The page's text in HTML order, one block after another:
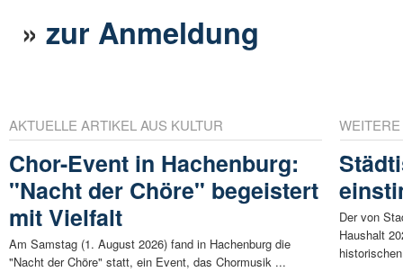
»zur Anmeldung
AKTUELLE ARTIKEL AUS KULTUR
Chor-Event in Hachenburg:
"Nacht der Chöre" begeistert
mit Vielfalt
Am Samstag (1. August 2026) fand in Hachenburg die
"Nacht der Chöre" statt, ein Event, das Chormusik ...
Der von
Haushalt